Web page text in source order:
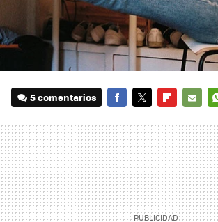
5 comentarios
MAIL